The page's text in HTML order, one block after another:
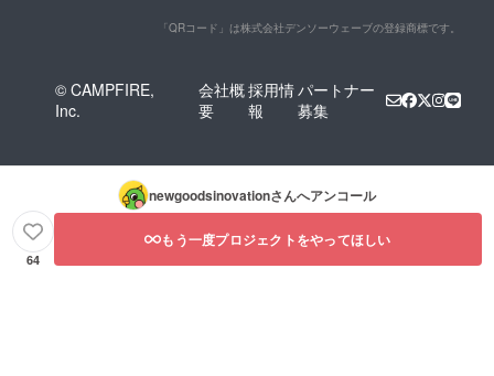
「QRコード」は株式会社デンソーウェーブの登録商標です。
© CAMPFIRE,
Inc.
会社概
要
採用情
報
パートナー
募集
newgoodsinovationさんへアンコール
64
もう一度プロジェクトをやってほしい